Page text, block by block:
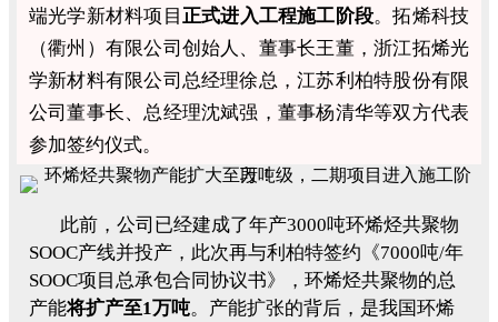
端光学新材料项目正式进入工程施工阶段。拓烯科技
（衢州）有限公司创始人、董事长王董，浙江拓烯光
学新材料有限公司总经理徐总，江苏利柏特股份有限
公司董事长、总经理沈斌强，董事杨清华等双方代表
参加签约仪式。
此前，公司已经建成了年产3000吨环烯烃共聚物
SOOC产线并投产，此次再与利柏特签约《7000吨/年
SOOC项目总承包合同协议书》，环烯烃共聚物的总
产能将扩产至1万吨。产能扩张的背后，是我国环烯